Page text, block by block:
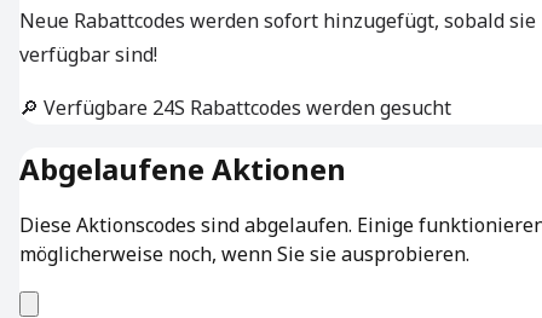
Neue Rabattcodes werden sofort hinzugefügt, sobald sie
verfügbar sind!
🔎 Verfügbare 24S Rabattcodes werden gesucht
Abgelaufene Aktionen
Diese Aktionscodes sind abgelaufen. Einige
möglicherweise noch, wenn Sie sie ausprobieren.